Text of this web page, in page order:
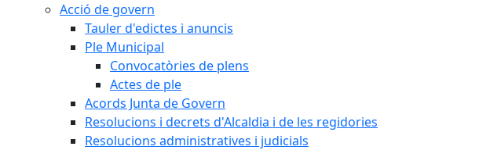
Acció de govern
Tauler d'edictes i anuncis
Ple Municipal
Convocatòries de plens
Actes de ple
Acords Junta de Govern
Resolucions i decrets d'Alcaldia i de les regidories
Resolucions administratives i judicials